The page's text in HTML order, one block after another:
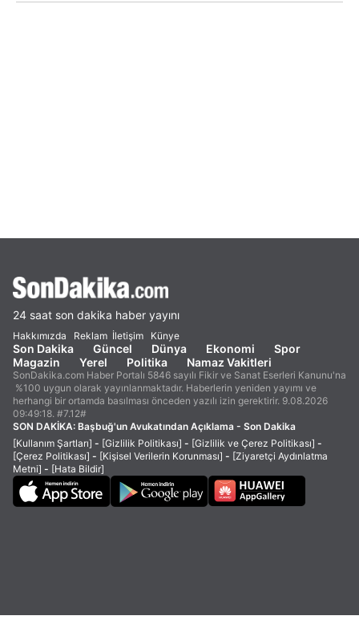
24 saat son dakika haber yayını
Hakkımızda Reklam İletişim Künye
Son Dakika Güncel Dünya Ekonomi
Spor
Magazin
Yerel Politika Namaz Vakitleri
SonDakika.com Haber Portalı 5846 sayılı Fikir ve Sanat Eserleri Kanunu'na
%100 uygun olarak yayınlanmaktadır. Haberlerin yeniden yayımı ve
herhangi bir ortamda basılması önceden yazılı izin gerektirir. 9.08.2026
09:49:18. #7.12#
SON DAKİKA: Başbuğ'un Avukatından Açıklama - Son Dakika
[Kullanım Şartları] - [Gizlilik Politikası] - [Gizlilik ve Çerez Politikası] -
[Çerez Politikası] - [Kişisel Verilerin Korunması] - [Ziyaretçi Aydınlatma
Metni] - [Hata Bildir]